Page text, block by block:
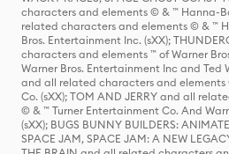
characters and elements © & ™ Hanna-
related characters and elements © & ™
Bros. Entertainment Inc. (sXX);
characters and elements ™ of Warner
Warner Bros. Entertainment Inc and Ted
and all related characters and elements
Co. (sXX); TOM AND JERRY and all
© & ™ Turner Entertainment Co. And
(sXX); BUGS BUNNY BUILDERS:
SPACE JAM, SPACE JAM: A NEW